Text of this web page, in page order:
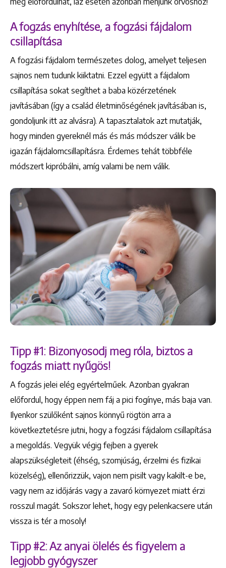
A fogzás enyhítése, a fogzási fájdalom
csillapítása
A fogzási fájdalom természetes dolog, amelyet teljesen
sajnos nem tudunk kiiktatni. Ezzel együtt a fájdalom
csillapítása sokat segíthet a baba közérzetének
javításában (így a család életminőségének javításában is,
gondoljunk itt az alvásra). A tapasztalatok azt mutatják,
hogy minden gyereknél más és más módszer válik be
igazán fájdalomcsillapításra. Érdemes tehát többféle
módszert kipróbálni, amíg valami be nem válik.
Tipp #1: Bizonyosodj meg róla, biztos a
fogzás miatt nyűgös!
A fogzás jelei elég egyértelműek. Azonban gyakran
előfordul, hogy éppen nem fáj a pici fogínye, más baja van.
Ilyenkor szülőként sajnos könnyű rögtön arra a
következtetésre jutni, hogy a fogzási fájdalom csillapítása
a megoldás. Vegyük végig fejben a gyerek
alapszükségleteit (éhség, szomjúság, érzelmi és fizikai
közelség), ellenőrizzük, vajon nem pisilt vagy kakilt-e be,
vagy nem az időjárás vagy a zavaró környezet miatt érzi
rosszul magát. Sokszor lehet, hogy egy pelenkacsere után
vissza is tér a mosoly!
Tipp #2: Az anyai ölelés és figyelem a
legjobb gyógyszer